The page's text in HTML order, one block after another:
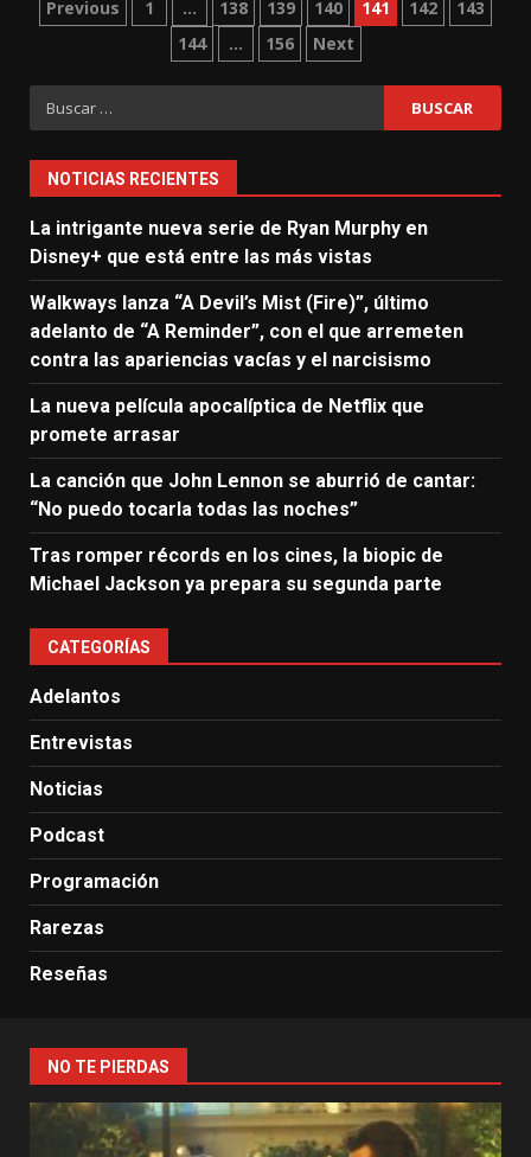
Paginación
entradas
Previous 1 … 138 139 140 141 142
143
144
… 156 Next
Buscar:
NOTICIAS RECIENTES
La intrigante nueva serie de Ryan Murphy en
Disney+ que está entre las más vistas
Walkways lanza “A Devil’s Mist (Fire)”, último
adelanto de “A Reminder”, con el que arremeten
contra las apariencias vacías y el narcisismo
La nueva película apocalíptica de Netflix que
promete arrasar
La canción que John Lennon se aburrió de cantar:
“No puedo tocarla todas las noches”
Tras romper récords en los cines, la biopic de
Michael Jackson ya prepara su segunda parte
CATEGORÍAS
Adelantos
Entrevistas
Noticias
Podcast
Programación
Rarezas
Reseñas
NO TE PIERDAS